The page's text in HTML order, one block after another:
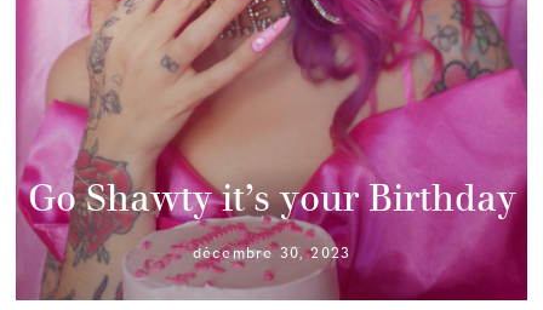
Go Shawty it’s your Birthday
décembre 30, 2023